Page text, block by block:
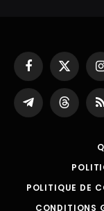
Facebook
X
(Twitter)
Partager
sur
Threads
POLITIQUE DE
CONDITIONS